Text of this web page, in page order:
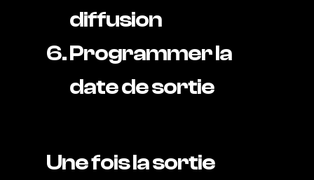
diffusion
Programmer la
date de sortie
Une fois la sortie